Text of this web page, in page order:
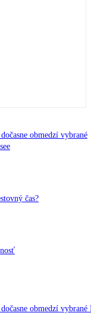
obmedzí vybrané
čas?
obmedzí vybrané